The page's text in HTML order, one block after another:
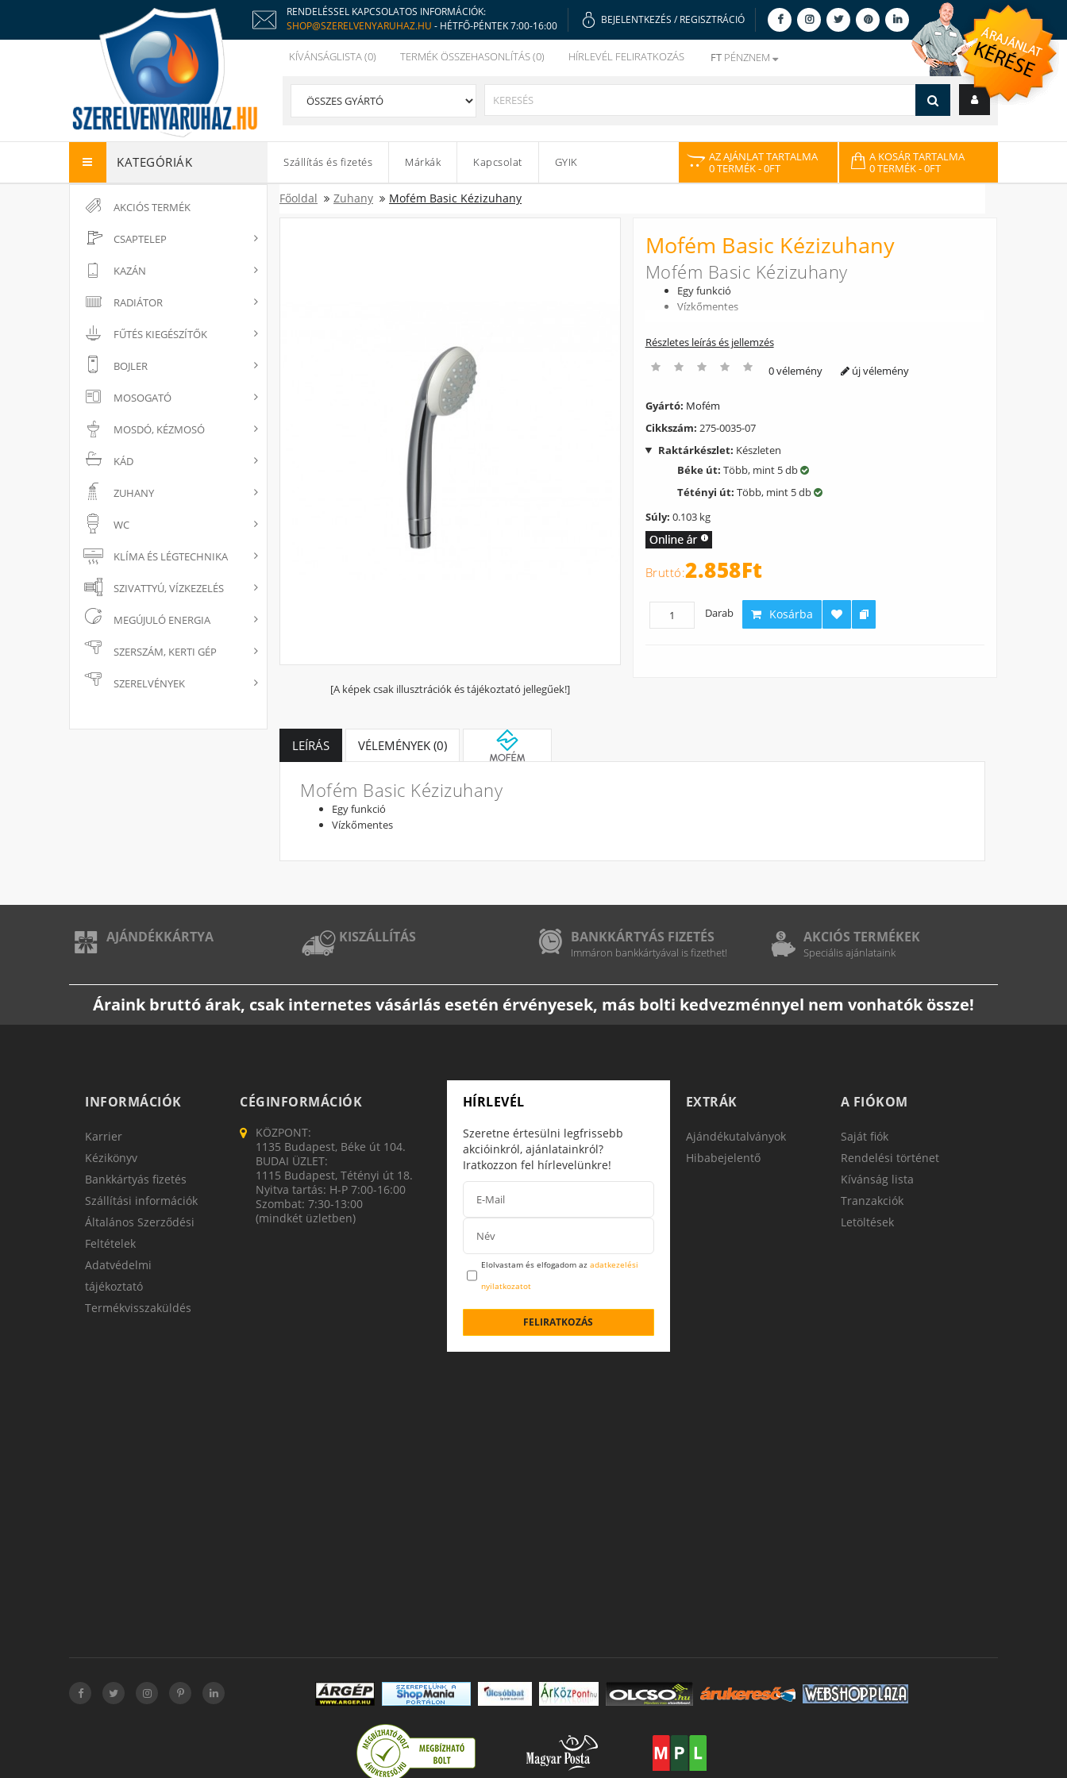
RENDELÉSSEL KAPCSOLATOS INFORMÁCIÓK:
SHOP@SZERELVENYARUHAZ.HU - HÉTFŐ-PÉNTEK 7:00-16:00
BEJELENTKEZÉS / REGISZTRÁCIÓ
KÍVÁNSÁGLISTA (0) TERMÉK ÖSSZEHASONLÍTÁS (0) HÍRLEVÉL FELIRATKOZÁS FT PÉNZNEM
KATEGÓRIÁK Szállítás és fizetés Márkák Kapcsolat GYIK
AZ AJÁNLAT TARTALMA
0 TERMÉK- 0FT
A KOSÁR TARTALMA
0 TERMÉK- 0FT
AKCIÓS TERMÉK
CSAPTELEP
KAZÁN
RADIÁTOR
FŰTÉS KIEGÉSZÍTŐK
BOJLER
MOSOGATÓ
MOSDÓ, KÉZMOSÓ
KÁD
ZUHANY
WC
KLÍMA ÉS LÉGTECHNIKA
SZIVATTYÚ, VÍZKEZELÉS
MEGÚJULÓ ENERGIA
SZERSZÁM, KERTI GÉP
SZERELVÉNYEK
Főoldal Zuhany Mofém Basic Kézizuhany
[A képek csak illusztrációk és tájékoztató jellegűek!]
Mofém Basic Kézizuhany
Mofém Basic Kézizuhany
Egy funkció
Vízkőmentes
Részletes leírás és jellemzés
0 vélemény új vélemény
Gyártó: Mofém
Cikkszám: 275-0035-07
Raktárkészlet: Készleten
Béke út: Több, mint 5 db
Tétényi út: Több, mint 5 db
Súly: 0.103 kg
2.858Ft
Darab Kosárba
LEÍRÁS VÉLEMÉNYEK (0)
Mofém Basic Kézizuhany
Egy funkció
Vízkőmentes
AJÁNDÉKKÁRTYA KISZÁLLÍTÁS BANKKÁRTYÁS FIZETÉS
Immáron bankkártyával is fizethet!
AKCIÓS TERMÉKEK
Speciális ajánlataink
Áraink bruttó árak, csak internetes vásárlás esetén érvényesek, más bolti kedvezménnyel nem vonhatók össze!
INFORMÁCIÓK
Karrier
Kézikönyv
Bankkártyás fizetés
Szállítási információk
Általános Szerződési
Feltételek
Adatvédelmi
tájékoztató
Termékvisszaküldés
CÉGINFORMÁCIÓK
KÖZPONT:
1135 Budapest, Béke út 104.
BUDAI ÜZLET:
1115 Budapest, Tétényi út 18.
Nyitva tartás: H-P 7:00-16:00
Szombat: 7:30-13:00
(mindkét üzletben)
HÍRLEVÉL
Szeretne értesülni legfrissebb
akcióinkról, ajánlatainkról?
Iratkozzon fel hírlevelünkre!
Elolvastam és elfogadom az adatkezelési
nyilatkozatot
FELIRATKOZÁS
EXTRÁK
Ajándékutalványok
Hibabejelentő
A FIÓKOM
Saját fiók
Rendelési történet
Kívánság lista
Tranzakciók
Letöltések